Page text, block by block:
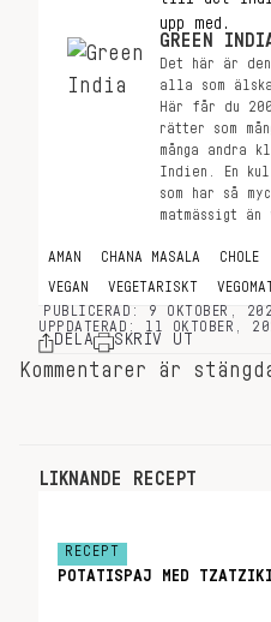
Recept på bathure
upp med.
GREEN
Det här är
alla som
Här får du
rätter som
många andra
Indien. En
som har så
matmässigt än
AMAN CHANA MASALA CHOLE
VEGAN VEGETARISKT
PUBLICERAD: 9 OKTOBER,
UPPDATERAD: 11 OKTOBER,
DELA SKRIV UT
Kommentarer är
LIKNANDE RECEPT
RECEPT
POTATISPAJ MED